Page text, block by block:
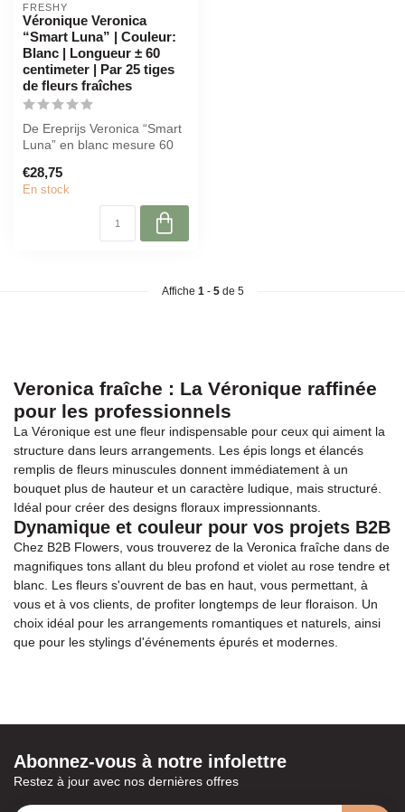
FRESHY
Véronique Veronica
“Smart Luna” | Couleur:
Blanc | Longueur ± 60
centimeter | Par 25 tiges
de fleurs fraîches
De Ereprijs Veronica “Smart
Luna” en blanc mesure 60
€28,75
En stock
Affiche 1- 5de 5
Veronica fraîche : La Véronique raffinée
pour les professionnels
La Véronique est une fleur indispensable pour ceux qui aiment la
structure dans leurs arrangements. Les épis longs et élancés
remplis de fleurs minuscules donnent immédiatement à un
bouquet plus de hauteur et un caractère ludique, mais structuré.
Idéal pour créer des designs floraux impressionnants.
Dynamique et couleur pour vos projets B2B
Chez B2B Flowers, vous trouverez de la Veronica fraîche dans de
magnifiques tons allant du bleu profond et violet au rose tendre et
blanc. Les fleurs s'ouvrent de bas en haut, vous permettant, à
vous et à vos clients, de profiter longtemps de leur floraison. Un
choix idéal pour les arrangements romantiques et naturels, ainsi
que pour les stylings d'événements épurés et modernes.
Abonnez-vous à notre infolettre
Restez à jour avec nos dernières offres